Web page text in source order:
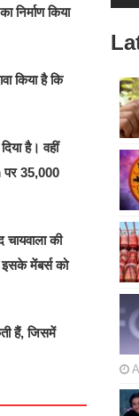
किया
किया है कि
है। वहीं
पर 35,000
की
मेंबर्स को
हैं, जिसमें